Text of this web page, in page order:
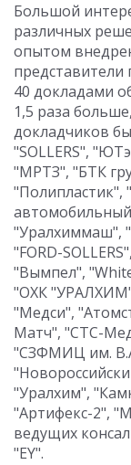
Большой
различных
опытом
представители
40 докладами
1,5 раза
докладчиков
"SOLLERS",
"МРТЗ", "БТК
"Уралхиммаш",
"FORD-
"Вымпел",
"ОХК
"Медси",
Матч", "СТС-
"СЗФМИЦ им.
"Уралхим",
"Артифекс-2",
ведущих
"EY".